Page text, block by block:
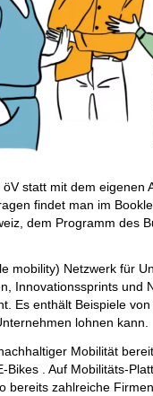
statt mit dem eigenen
findet man im
dem Programm des
mobility) Netzwerk für
Innovationssprints und
Es enthält Beispiele
lohnen kann.
Mobilität
Bikes . Auf Mobilitäts-
bereits zahlreiche